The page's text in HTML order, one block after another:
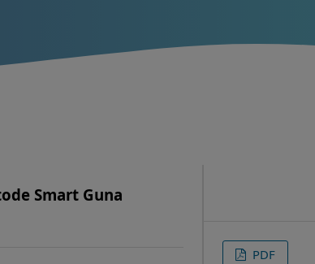
Smart Guna
PDF